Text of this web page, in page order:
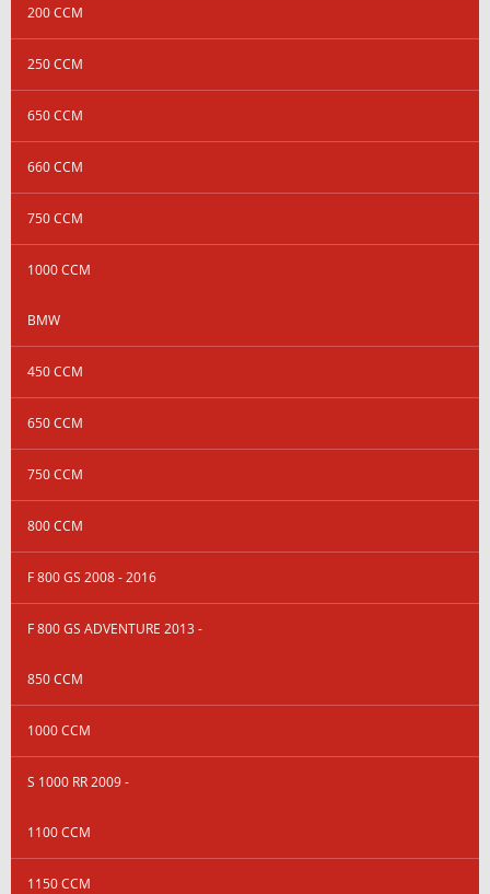
200 CCM
250 CCM
650 CCM
660 CCM
750 CCM
1000 CCM
BMW
450 CCM
650 CCM
750 CCM
800 CCM
F 800 GS 2008 - 2016
F 800 GS ADVENTURE 2013 -
850 CCM
1000 CCM
S 1000 RR 2009 -
1100 CCM
1150 CCM